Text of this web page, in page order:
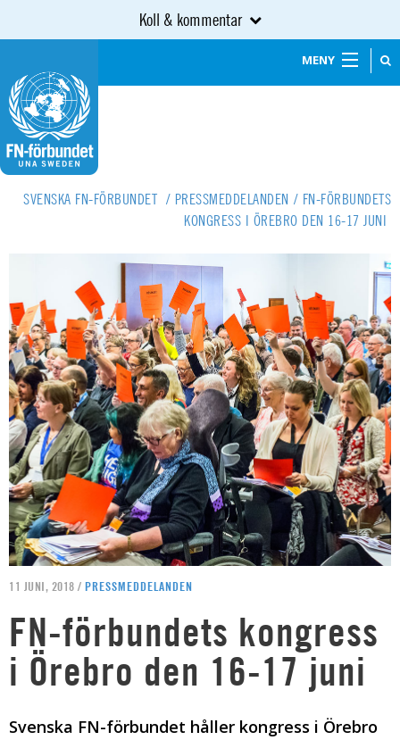
Koll & kommentar
MENY
SVENSKA FN-FÖRBUNDET / PRESSMEDDELANDEN / FN-FÖRBUNDETS
KONGRESS I ÖREBRO DEN 16-17 JUNI
11 JUNI, 2018 / PRESSMEDDELANDEN
FN-förbundets kongress
i Örebro den 16-17 juni
Svenska FN-förbundet håller kongress i Örebro